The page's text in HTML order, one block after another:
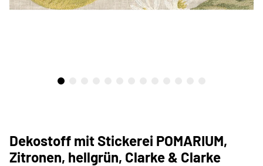
Dekostoff mit Stickerei POMARIUM,
Zitronen, hellgrün, Clarke & Clarke